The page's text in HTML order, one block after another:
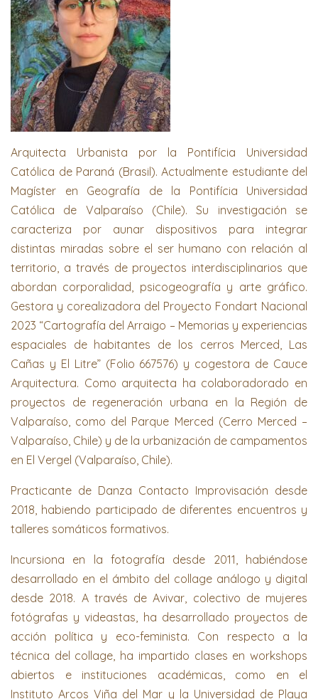
Arquitecta Urbanista por la Pontifícia Universidad
Católica de Paraná (Brasil). Actualmente estudiante del
Magíster en Geografía de la Pontifícia Universidad
Católica de Valparaíso (Chile). Su investigación se
caracteriza por aunar dispositivos para integrar
distintas miradas sobre el ser humano con relación al
territorio, a través de proyectos interdisciplinarios que
abordan corporalidad, psicogeografía y arte gráfico.
Gestora y corealizadora del Proyecto Fondart Nacional
2023 “Cartografía del Arraigo – Memorias y experiencias
espaciales de habitantes de los cerros Merced, Las
Cañas y El Litre” (Folio 667576) y cogestora de Cauce
Arquitectura. Como arquitecta ha colaboradorado en
proyectos de regeneración urbana en la Región de
Valparaíso, como del Parque Merced (Cerro Merced –
Valparaíso, Chile) y de la urbanización de campamentos
en El Vergel (Valparaíso, Chile).
Practicante de Danza Contacto Improvisación desde
2018, habiendo participado de diferentes encuentros y
talleres somáticos formativos.
Incursiona en la fotografía desde 2011, habiéndose
desarrollado en el ámbito del collage análogo y digital
desde 2018. A través de Avivar, colectivo de mujeres
fotógrafas y videastas, ha desarrollado proyectos de
acción política y eco-feminista. Con respecto a la
técnica del collage, ha impartido clases en workshops
abiertos e instituciones académicas, como en el
Instituto Arcos Viña del Mar y la Universidad de Playa